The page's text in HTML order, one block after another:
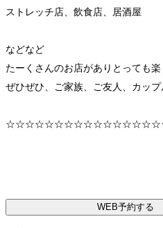
ストレッチ店、飲食店、居酒屋
などなど
たーくさんのお店がありとっても
ぜひぜひ、ご家族、ご友人、カッ
WEB予約する